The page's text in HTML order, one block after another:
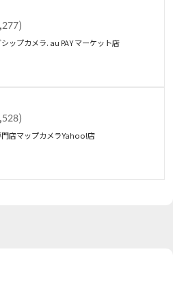
)
ップカメラ. au PAY マーケット店
)
門店マップカメラYahoo!店